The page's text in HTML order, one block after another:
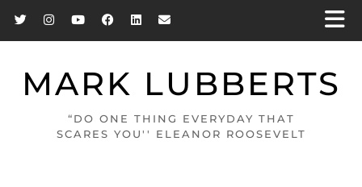
MARK LUBBERTS
“DO ONE THING EVERYDAY THAT
SCARES YOU'' ELEANOR ROOSEVELT